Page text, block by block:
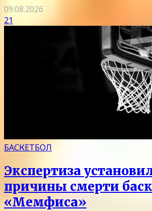
09.08.2026
21
БАСКЕТБОЛ
Экспертиза
причины смерти
«Мемфиса»